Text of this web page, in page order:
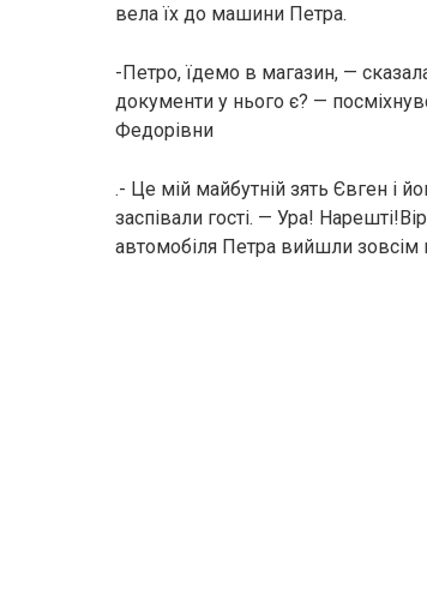
вела їх до машини Петра.
-Петро, їдемо в магазин, —
документи у нього є? —
Федорівни
.- Це мій майбутній зять Євген і
заспівали гості. — Ура!
автомобіля Петра вийшли зовсім